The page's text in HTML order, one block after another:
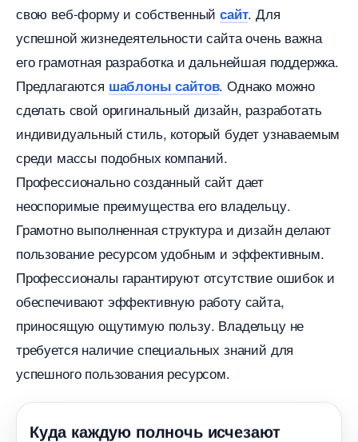
свою веб-форму и собственныйсайт. Для
успешной жизнедеятельности сайта очень важна
его грамотная разработка и дальнейшая поддержка.
Предлагаются шаблоны сайто. Однако можно
сделать свой оригинальный дизайн, разработать
индивидуальный стиль, который будет узнаваемым
среди массы подобных компаний.
Профессионально созданный сайт дает
неоспоримые преимущества его владельцу.
Грамотно выполненная структура и дизайн делают
пользование ресурсом удобным и эффективным.
Профессионалы гарантируют отсутствие ошибок и
обеспечивают эффективную работу сайта,
приносящую ощутимую пользу. Владельцу не
требуется наличие специальных знаний для
успешного пользования ресурсом.
Куда каждую полночь исчезают